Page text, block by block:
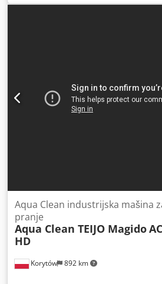
1317 1 Podaci o bateriji: 36V
potreban je servis. Moguća je
Korytów 892 km
Aqua Clean industrijska mašina
pranje
Aqua Clean TEIJO Magido
HD